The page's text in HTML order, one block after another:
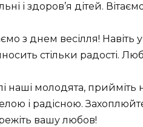
і здоров’я дітей.
з днем ​​весілля!
стільки радості.
наші молодята, прийміть
і радісною.
вашу любов!